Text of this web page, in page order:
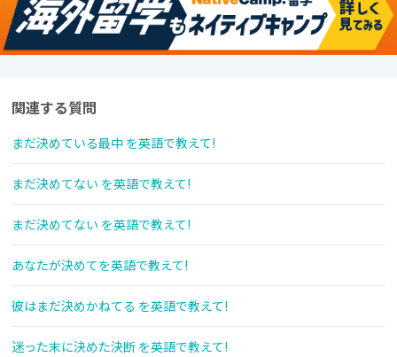
関連する質問
まだ決めている最中 を英語で教えて!
まだ決めてない を英語で教えて!
まだ決めてない を英語で教えて!
あなたが決めてを英語で教えて!
彼はまだ決めかねてる を英語で教えて!
迷った末に決めた決断 を英語で教えて!